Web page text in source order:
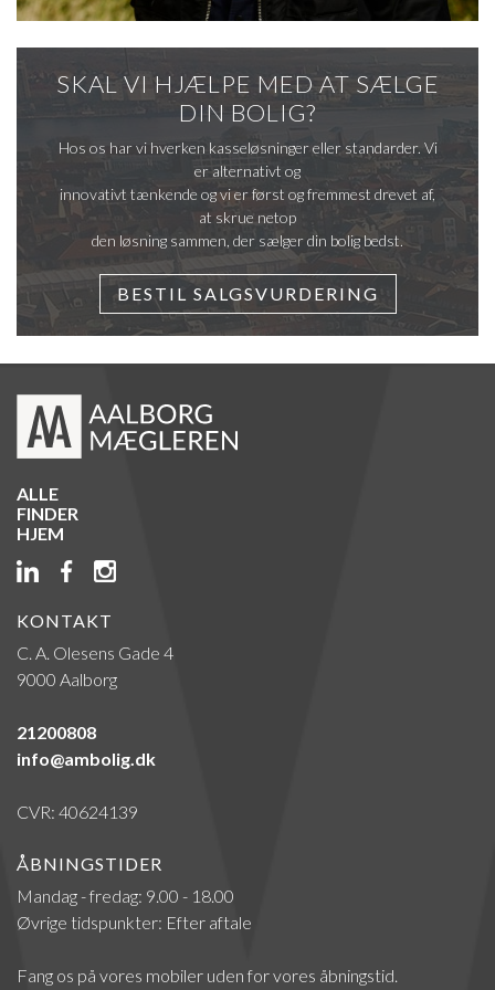
Badeværelse med mulighed for modernisering og eget præg.
SKAL VI HJÆLPE MED AT SÆLGE
DIN BOLIG?
Hos os har vi hverken kasseløsninger eller standarder. Vi
er alternativt og
innovativt tænkende og vi er først og fremmest drevet af,
at skrue netop
den løsning sammen, der sælger din bolig bedst.
BESTIL SALGSVURDERING
ALLE
FINDER
HJEM
KONTAKT
C. A. Olesens Gade 4
9000 Aalborg
21200808
info@ambolig.dk
CVR: 40624139
ÅBNINGSTIDER
Mandag - fredag: 9.00 - 18.00
Øvrige tidspunkter: Efter aftale
Fang os på vores mobiler uden for vores åbningstid.